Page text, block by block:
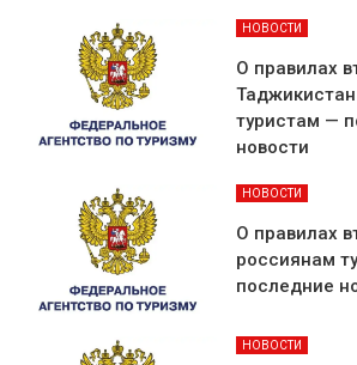
НОВОСТИ
О правилах
туристам —
новости
НОВОСТИ
О правилах
россиянам
последние
НОВОСТИ